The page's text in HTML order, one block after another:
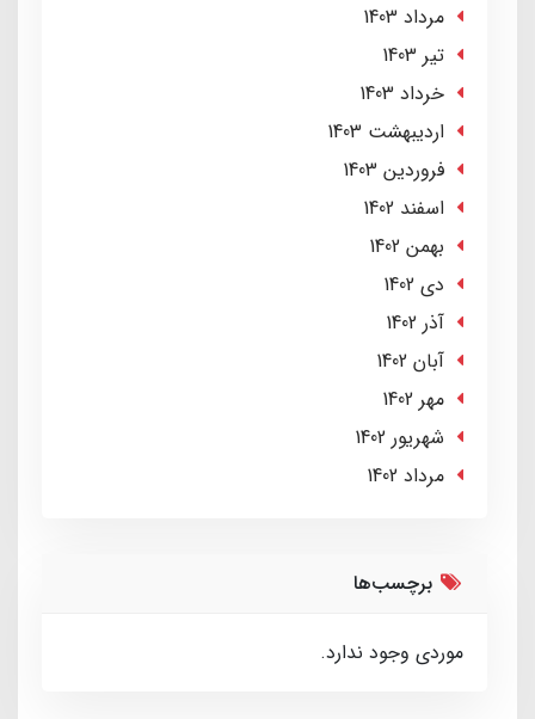
مرداد 1403
تير 1403
خرداد 1403
ارديبهشت 1403
فروردین 1403
اسفند 1402
بهمن 1402
دی 1402
آذر 1402
آبان 1402
مهر 1402
شهریور 1402
مرداد 1402
برچسب‌ها
موردی وجود ندارد.